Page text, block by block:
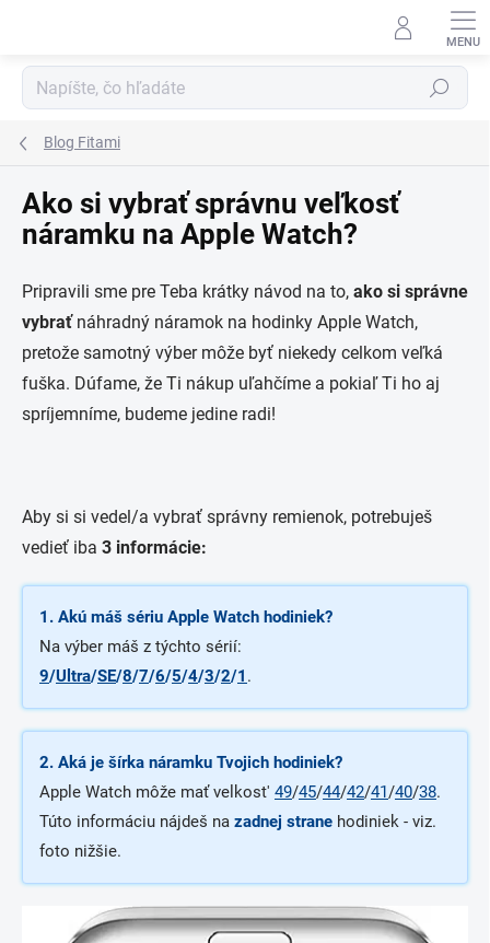
Hľadať
Blog Fitami
Ako si vybrať správnu veľkosť
náramku na Apple Watch?
Pripravili sme pre Teba krátky návod na to, ako si správne
vybraťnáhradný náramok na hodinky Apple Watch,
pretože samotný výber môže byť niekedy celkom veľká
fuška. Dúfame, že Ti nákup uľahčíme a pokiaľ Ti ho aj
spríjemníme, budeme jedine radi!
Aby si si vedel/a vybrať správny remienok, potrebuješ
vedieť iba 3 informácie:
1. Akú máš sériu Apple Watch hodiniek?
Na výber máš z týchto sérií:
9/Ultra/SE/8/7/6/5/4/3/2/1 .
2. Aká je šírka náramku Tvojich hodiniek?
Apple Watch môže mať velkost' 49/45/44/42/41/40/38.
Túto informáciu nájdeš na zadnej strane hodiniek - viz.
foto nižšie.